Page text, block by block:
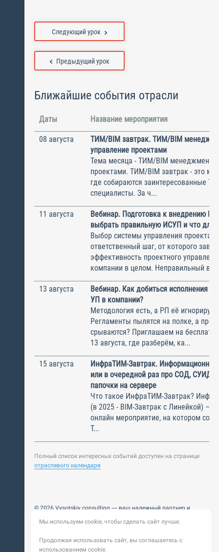
Предыдущий урок
Следующий урок
Ближайшие события отрасли
Даты Название мероприятия
08 августа
ТИМ/BIM завтрак. ТИМ/BIM
управление проектами
Тема месяца - ТИМ/BIM менеджмент и
проектами. ТИМ/BIM завтрак - это
где собираются заинтересованные
специалисты. За ч...
11 августа
Вебинар. Подготовка к внедрению
выбрать правильную ИСУП и что для
Выбор системы управления
ответственный шаг, от которого
эффективность проектного
компании в целом. Неправильный
13 августа
Вебинар. Как добиться исполнения
УП в компании?
Методология есть, а РП её
Регламенты пылятся на полке, а
срываются? Приглашаем на
13 августа, где разберём, ка...
15 августа
ИнфраТИМ-Завтрак.
или в очередной раз про СОД, СУИД и
папочки на сервере
Что такое ИнфраТИМ-Завтрак?
(в 2025 - BIM-Завтрак с Линейкой) –
онлайн мероприятие, на котором
Т...
Полный список интересных событий доступен на странице
отраслевого календаря
© 2026 Vysotskiy consulting — ваш надежный партнер и
Цифровизация, BIM, ИИ. Внедряем и оптимизируем
Пользовательское
Политика обработки персональных
Мы используем cookie, чтобы сделать сайт лучше.
Продолжая использовать сайт, вы соглашаетесь с
использованием cookie.